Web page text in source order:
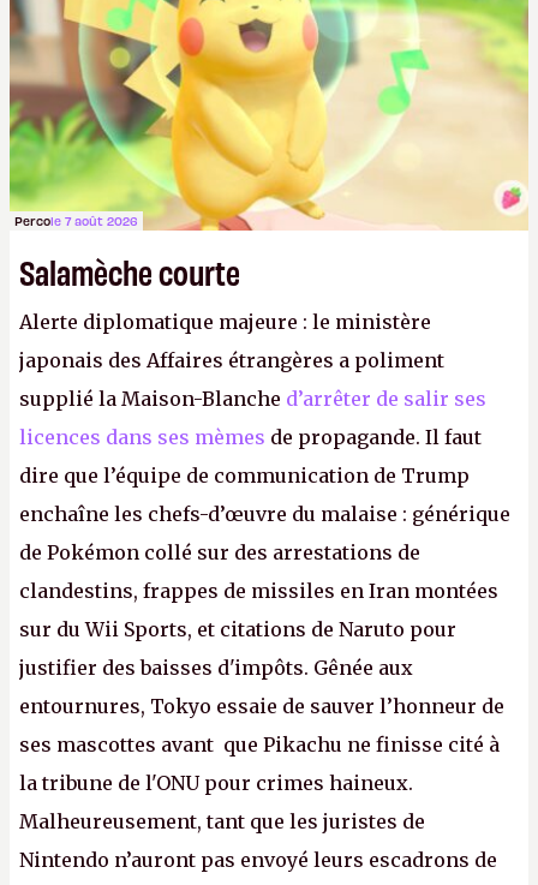
consoles à ces petits cons !
Percole 7 août 2026
Salamèche courte
Alerte diplomatique majeure : le ministère
japonais des Affaires étrangères a poliment
supplié la Maison-Blanche d’arrêter de salir ses
licences dans ses mèmes de propagande. Il faut
dire que l’équipe de communication de Trump
enchaîne les chefs-d’œuvre du malaise : générique
de Pokémon collé sur des arrestations de
clandestins, frappes de missiles en Iran montées
sur du Wii Sports, et citations de Naruto pour
justifier des baisses d'impôts. Gênée aux
entournures, Tokyo essaie de sauver l’honneur de
ses mascottes avant que Pikachu ne finisse cité à
la tribune de l'ONU pour crimes haineux.
Malheureusement, tant que les juristes de
Nintendo n’auront pas envoyé leurs escadrons de